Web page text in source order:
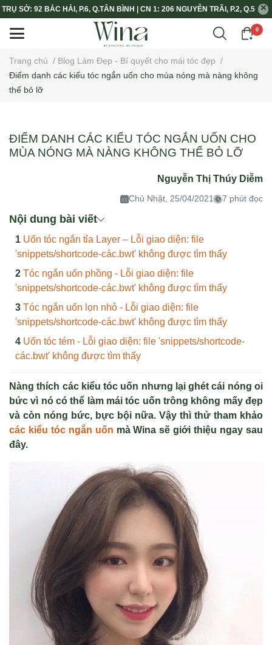
TRỤ SỞ: 92 BẮC HẢI, P.6, Q.TÂN BÌNH | CN 1: 206 NGUYỄN TRÃI, P.2, Q.5
0
Trang chủ / Blog Làm Đẹp - Bí quyết cho mái tóc đẹp /
Điểm danh các kiểu tóc ngắn uốn cho mùa nóng mà nàng không
thể bỏ lỡ
ĐIỂM DANH CÁC KIỂU TÓC NGẮN UỐN CHO
MÙA NÓNG MÀ NÀNG KHÔNG THỂ BỎ LỠ
Nguyễn Thị Thúy Diễm
Chủ Nhật, 25/04/2021 7 phút đọc
Nội dung bài viết
Uốn tóc ngắn tỉa Layer – Lỗi giao diện: file
'snippets/shortcode-các.bwt' không được tìm thấy
Tóc ngắn uốn phồng - Lỗi giao diện: file
'snippets/shortcode-các.bwt' không được tìm thấy
Tóc ngắn uốn lọn nhỏ - Lỗi giao diện: file
'snippets/shortcode-các.bwt' không được tìm thấy
Uốn tóc tém - Lỗi giao diện: file 'snippets/shortcode-
các.bwt' không được tìm thấy
Nàng thích các kiểu tóc uốn nhưng lại ghét cái nóng oi
bức vì nó có thể làm mái tóc uốn trông không mấy đẹp
và còn nóng bức, bực bội nữa. Vậy thì thử tham khảo
các kiểu tóc ngắn uốn mà Wina sẽ giới thiệu ngay sau
đây.